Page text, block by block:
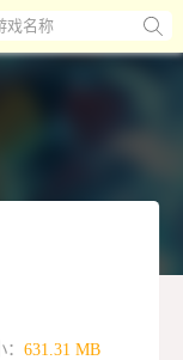
戏名称
631.31 MB